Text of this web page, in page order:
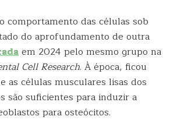
comportamento das células sob
do aprofundamento de outra
em 2024 pelo mesmo grupo na
Cell Research. À época, ficou
as células musculares lisas dos
são suficientes para induzir a
para osteócitos.